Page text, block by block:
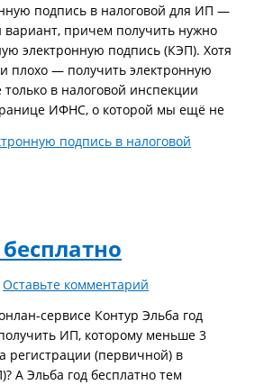
подпись в налоговой для ИП —
вариант, причем получить нужно
электронную подпись (КЭП). Хотя
плохо — получить электронную
в налоговой инспекции
ИФНС, о которой мы ещё не
подпись в налоговой
Оставьте комментарий
сервисе Контур Эльба год
ИП, которому меньше 3
регистрации (первичной) в
А Эльба год бесплатно тем